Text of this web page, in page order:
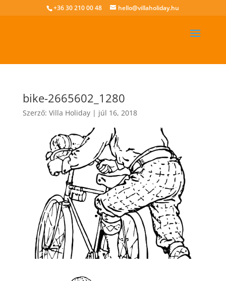
+36 30 210 00 48 hello@villaholiday.hu
bike-2665602_1280
Szerző: Villa Holiday| júl 16, 2018